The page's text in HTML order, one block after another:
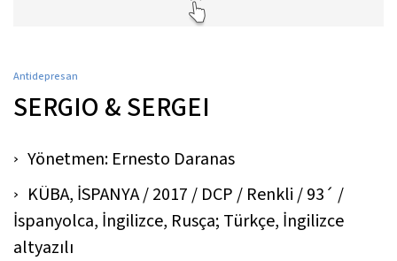
Antidepresan
SERGIO & SERGEI
Yönetmen: Ernesto Daranas
KÜBA, İSPANYA / 2017 / DCP / Renkli / 93´ /
İspanyolca, İngilizce, Rusça; Türkçe, İngilizce
altyazılı